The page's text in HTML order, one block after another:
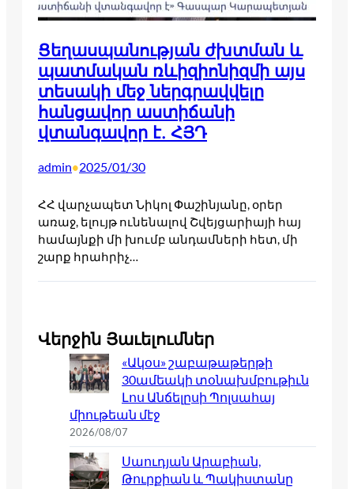
Ցեղասպանության ժխտման և
պատմական ռևիզիոնիզմի այս
տեսակի մեջ ներգրավվելը
հանցավոր աստիճանի
վտանգավոր է. ՀՅԴ
admin•2025/01/30
ՀՀ վարչապետ Նիկոլ Փաշինյանը, օրեր
առաջ, ելույթ ունենալով Շվեյցարիայի հայ
համայնքի մի խումբ անդամների հետ, մի
շարք հրահրիչ…
Վերջին Յաւելումներ
«Ակօս» շաբաթաթերթի
30ամեակի տօնախմբութիւն
Լոս Անճելըսի Պոլսահայ
միութեան մէջ
2026/08/07
Սաուդյան Արաբիան,
Թուրքիան և Պակիստանը